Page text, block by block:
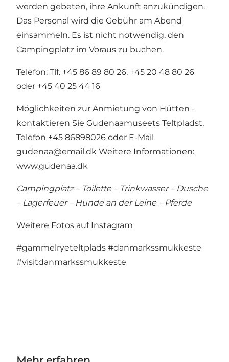
werden gebeten, ihre Ankunft anzukündigen.
Das Personal wird die Gebühr am Abend
einsammeln. Es ist nicht notwendig, den
Campingplatz im Voraus zu buchen.
Telefon: Tlf. +45 86 89 80 26, +45 20 48 80 26
oder +45 40 25 44 16
Möglichkeiten zur Anmietung von Hütten -
kontaktieren Sie Gudenaamuseets Teltpladst,
Telefon +45 86898026 oder E-Mail
gudenaa@email.dk Weitere Informationen:
www.gudenaa.dk
Campingplatz – Toilette – Trinkwasser – Dusche
– Lagerfeuer – Hunde an der Leine – Pferde
Weitere Fotos auf Instagram
#gammelryeteltplads #danmarkssmukkeste
#visitdanmarkssmukkeste